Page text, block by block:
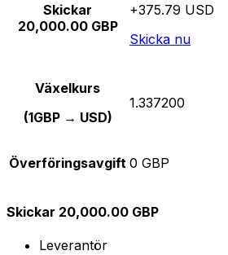
Skickar
20,000.00 GBP
+375.79 USD
Skicka nu
Växelkurs
(1GBP → USD)
1.337200
Överföringsavgift 0 GBP
Skickar 20,000.00 GBP
Leverantör